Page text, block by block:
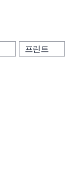
프린트